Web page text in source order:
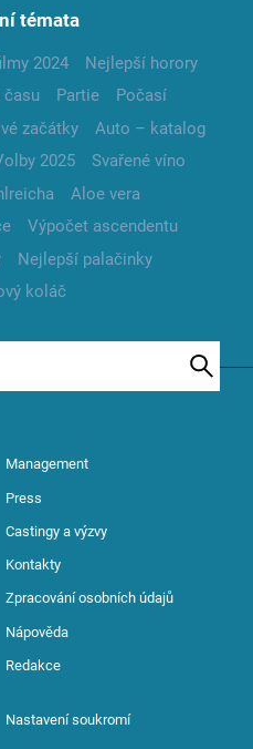
témata
2024
Nejlepší horory
času Partie
Počasí
začátky
Auto – katalog
2025
Svařené víno
Aloe vera
Výpočet ascendentu
Nejlepší palačinky
koláč
Management
Press
Castingy a výzvy
Kontakty
Zpracování osobních údajů
Nápověda
Redakce
Nastavení soukromí